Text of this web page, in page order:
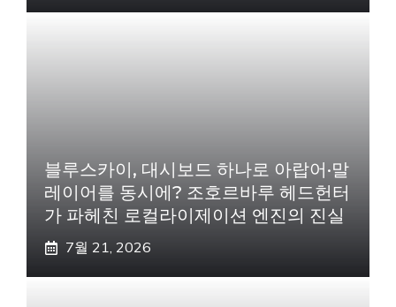
블루스카이, 대시보드 하나로 아랍어·말
레이어를 동시에? 조호르바루 헤드헌터
가 파헤친 로컬라이제이션 엔진의 진실
7월 21, 2026